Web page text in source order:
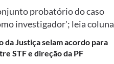
probatório do caso
investigador'; leia coluna
da Justiça selam acordo para
STF e direção da PF